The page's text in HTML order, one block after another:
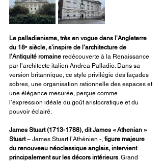
Le palladianisme, très en vogue dans l’Angleterre
du 18ᵉ siècle, s’inspire de l’architecture de
l’Antiquité romaine redécouverte à la Renaissance
par l’architecte italien Andrea Palladio. Dans sa
version britannique, ce style privilégie des façades
sobres, une organisation rationnelle des espaces et
une élégance mesurée, perçue comme
l’expression idéale du goût aristocratique et du
pouvoir éclairé.
James Stuart (1713-1788), dit James « Athenian »
Stuart – James Stuart l’Athénien -, figure majeure
du renouveau néoclassique anglais, intervient
principalement sur les décors intérieurs . Grand